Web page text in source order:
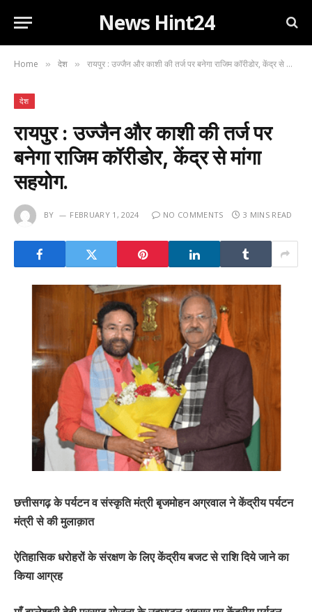
News Hint24
Home » देश » रायपुर : उज्जैन और काशी की तर्ज पर बनेगा राजिम कॉरीडोर, केंद्र से मांगा सहयोग.
देश
रायपुर : उज्जैन और काशी की तर्ज पर
बनेगा राजिम कॉरीडोर, केंद्र से मांगा
सहयोग.
BY FEBRUARY 1, 2024 NO COMMENTS 3 MINS READ
छत्तीसगढ़ के पर्यटन व संस्कृति मंत्री बृजमोहन अग्रवाल ने केंद्रीय पर्यटन
मंत्री से की मुलाक़ात
ऐतिहासिक धरोहरों के संरक्षण के लिए केंद्रीय बजट से राशि दिये जाने का
किया आग्रह